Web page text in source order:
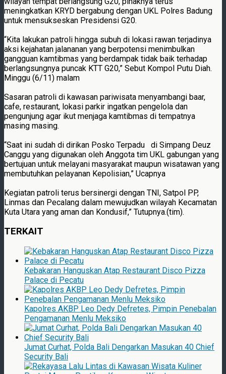
meningkatkan KRYD bergabung dengan UKL Polres Badung
untuk mensukseskan Presidensi G20.
“Kita lakukan patroli hingga subuh di lokasi rawan terjadinya
aksi kejahatan jalananan yang berpotensi menimbulkan
gangguan kamtibmas yang berdampak tidak baik terhadap
berlangsungnya puncak KTT G20,” Sebut Kompol Putu Diah.
Minggu (6/11) malam
Sasaran patroli di kawasan pariwisata menyambangi baar,
cafe, restaurant, lokasi parkir ingatkan pengelola dan
pengunjung agar ikut menjaga kamtibmas di tempatnya
masing masing.
“Saat ini sudah di dirikan Posko Terpadu di Simpang Deuz
Canggu yang digunakan oleh Anggota tim UKL gabungan yang
bertujuan untuk melayani masyarakat maupun wisatawan yang
membutuhkan pelayanan Kepolisian,” Ucapnya
Kegiatan patroli terus bersinergi dengan TNI, Satpol PP,
Linmas dan Pecalang dalam mewujudkan wilayah Kecamatan
Kuta Utara yang aman dan Kondusif,” Tutupnya.(tim).
TERKAIT
Kebakaran Hanguskan Atap Restaurant Disco Pizza
Palace di Pecatu
Kapolres AKBP Leo Dedy Defretes, Pimpin Penebalan
Pengamanan Menlu Meksiko
Jumat Curhat, Polda Bali Dengarkan Masukan 40 Chief
Security Bali